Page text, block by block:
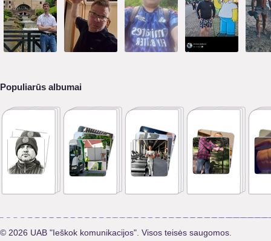
Populiarūs albumai
© 2026 UAB "Ieškok komunikacijos". Visos teisės saugomos.